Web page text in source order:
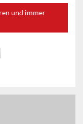
und immer